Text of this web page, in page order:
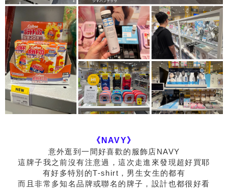
《NAVY》
意外逛到一間好喜歡的服飾店NAVY
這牌子我之前沒有注意過，這次走進來發現超好買耶
有好多特別的T-shirt，男生女生的都有
而且非常多知名品牌或聯名的牌子，設計也都很好看